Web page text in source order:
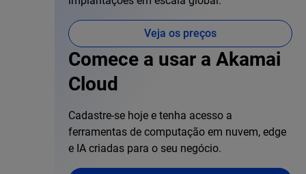
Veja os preços
Comece a usar a Akamai
Cloud
Cadastre-se hoje e tenha acesso a
ferramentas de computação em nuvem, edge
e IA criadas para o seu negócio.